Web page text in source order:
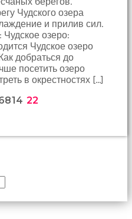
Чудского озера
и прилив сил.
озеро:
Чудское озеро
добраться до
посетить озеро
в окрестностях […]
14 22